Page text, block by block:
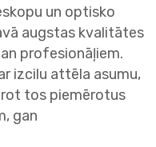
un optisko
augstas kvalitātes
profesionāļiem.
izcilu attēla asumu,
tos piemērotus
gan